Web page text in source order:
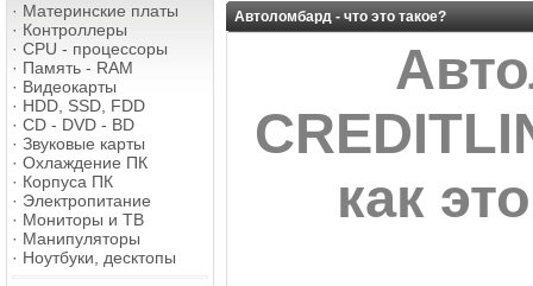
· Материнские платы
· Контроллеры
· CPU - процессоры
· Память - RAM
· Видеокарты
· HDD, SSD, FDD
· CD - DVD - BD
· Звуковые карты
· Охлаждение ПК
· Корпуса ПК
· Электропитание
· Мониторы и ТВ
· Манипуляторы
· Ноутбуки, десктопы
Автоломбард - что это такое?
как